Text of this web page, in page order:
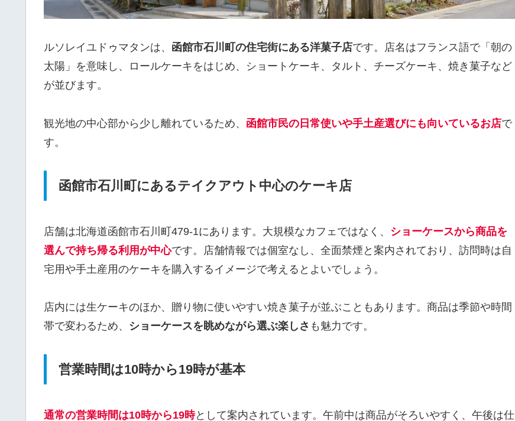
ルソレイユドゥマタンは、 函館市石川町の住宅街にある洋菓子店です。店名はフランス語で「朝の
太陽」を意味し、ロールケーキをはじめ、ショートケーキ、タルト、チーズケーキ、焼き菓子など
が並びます。
観光地の中心部から少し離れているため、 函館市民の日常使いや手土産選びにも向いているお店で
す。
函館市石川町にあるテイクアウト中心のケーキ店
店舗は北海道函館市石川町479-1にあります。大規模なカフェではなく、 ショーケースから商品を
選んで持ち帰る利用が中心です。店舗情報では個室なし、全面禁煙と案内されており、訪問時は自
宅用や手土産用のケーキを購入するイメージで考えるとよいでしょう。
店内には生ケーキのほか、贈り物に使いやすい焼き菓子が並ぶこともあります。商品は季節や時間
帯で変わるため、 ショーケースを眺めながら選ぶ楽しさ も魅力です。
営業時間は10時から19時が基本
通常の営業時間は10時から19時として案内されています。午前中は商品がそろいやすく、午後は仕